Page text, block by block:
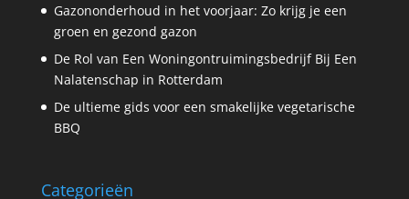
Gazononderhoud in het voorjaar: Zo krijg je een
groen en gezond gazon
De Rol van Een Woningontruimingsbedrijf Bij Een
Nalatenschap in Rotterdam
De ultieme gids voor een smakelijke vegetarische
BBQ
Categorieën